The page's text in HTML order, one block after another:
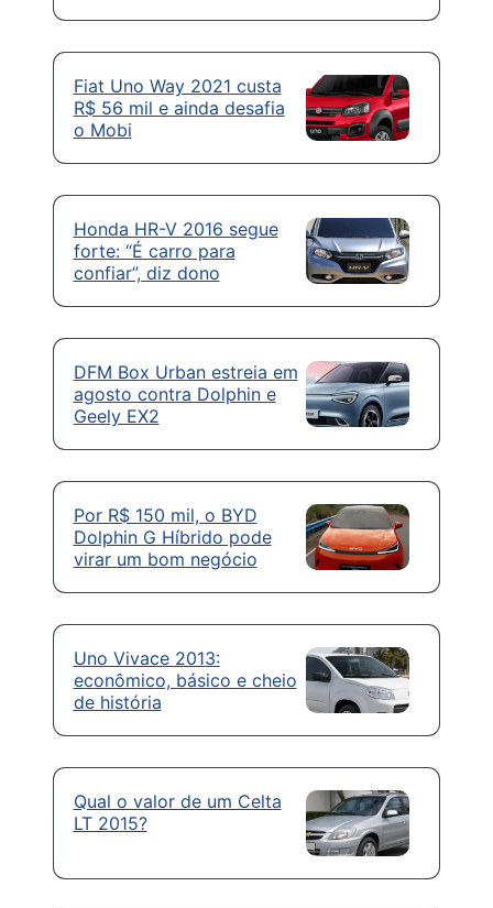
Fiat Uno Way 2021 custa
R$ 56 mil e ainda desafia
o Mobi
Honda HR-V 2016 segue
forte: “É carro para
confiar”, diz dono
DFM Box Urban estreia em
agosto contra Dolphin e
Geely EX2
Por R$ 150 mil, o BYD
Dolphin G Híbrido pode
virar um bom negócio
Uno Vivace 2013:
econômico, básico e cheio
de história
Qual o valor de um Celta
LT 2015?